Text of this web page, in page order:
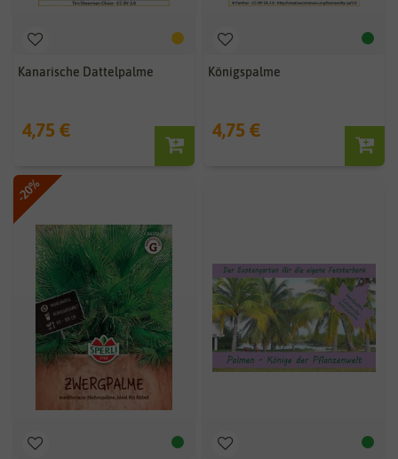
Kanarische Dattelpalme
4,75 €
Königspalme
4,75 €
-20%